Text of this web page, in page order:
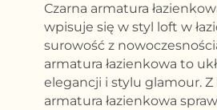
Czarna armatura
wpisuje się w styl loft w
surowość z
armatura łazienkowa to
elegancji i stylu glamour. Z
armatura łazienkowa